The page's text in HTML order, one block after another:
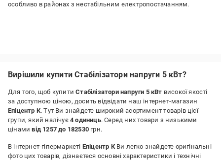
особливо в районах з нестабільним електропостачанням.
Вирішили купити Стабілізатори напруги 5 кВт?
Для того, щоб купитиСтабілізатори напруги 5 кВт високої якості
за доступною ціною, досить відвідати наш інтернет-магазин
Епіцентр К. Тут Ви знайдете широкий асортимент товарів цієї
групи, який налічує 4 одиниць. Серед них товари з низькими
цінамивід 1257 до 182530 грн.
В інтернет-гіпермаркеті Епіцентр КВи легко знайдете оригінальні
фото цих товарів, дізнаєтеся основні характеристики і технічні